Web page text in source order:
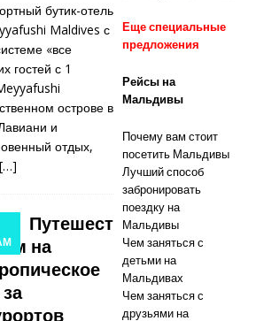
СПЕЦИАЛЬН
ЫЕ
ПРЕДЛОЖЕН
ИЯ
Медовый
месяц в Nova
бутик-отель
Maldives с
«все
гостей с 1
острове в
и
отдых,
[…]
Путешест
на
Еще специальные
предложения
Рейсы на
Мальдивы
Почему вам стоит
посетить Мальдивы
Лучший способ
забронировать
поездку на
Мальдивы
Чем заняться с
детьми на
Мальдивах
Чем заняться с
друзьями на